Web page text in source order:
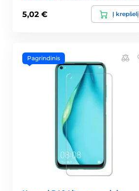
5,02 € Į krepšelį
Pagrindinis